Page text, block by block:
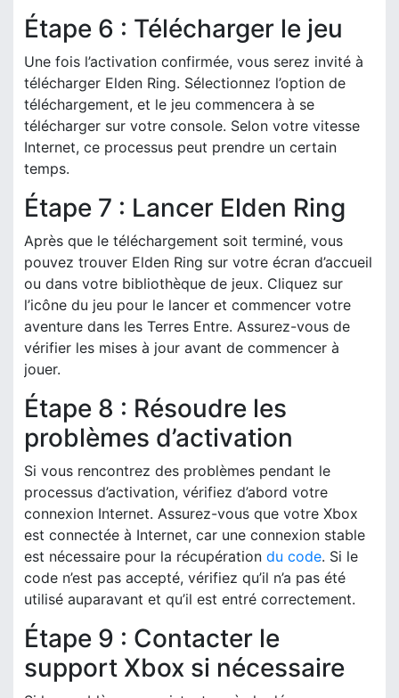
Étape 6 : Télécharger le jeu
Une fois l’activation confirmée, vous serez invité à
télécharger Elden Ring. Sélectionnez l’option de
téléchargement, et le jeu commencera à se
télécharger sur votre console. Selon votre vitesse
Internet, ce processus peut prendre un certain
temps.
Étape 7 : Lancer Elden Ring
Après que le téléchargement soit terminé, vous
pouvez trouver Elden Ring sur votre écran d’accueil
ou dans votre bibliothèque de jeux. Cliquez sur
l’icône du jeu pour le lancer et commencer votre
aventure dans les Terres Entre. Assurez-vous de
vérifier les mises à jour avant de commencer à
jouer.
Étape 8 : Résoudre les
problèmes d’activation
Si vous rencontrez des problèmes pendant le
processus d’activation, vérifiez d’abord votre
connexion Internet. Assurez-vous que votre Xbox
est connectée à Internet, car une connexion stable
est nécessaire pour la récupération du code. Si le
code n’est pas accepté, vérifiez qu’il n’a pas été
utilisé auparavant et qu’il est entré correctement.
Étape 9 : Contacter le
support Xbox si nécessaire